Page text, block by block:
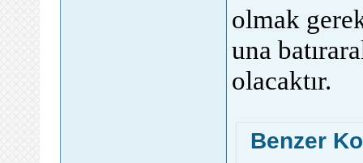
olmak
una
olacaktır.
Benzer